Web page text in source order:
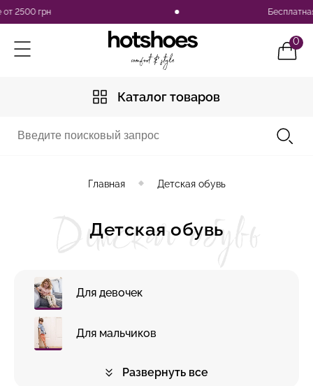
2500 грн Бесплатная
0
Каталог товаров
Главная Детская обувь
Детская обувь
Детская обувь
Для девочек
Для мальчиков
Развернуть все